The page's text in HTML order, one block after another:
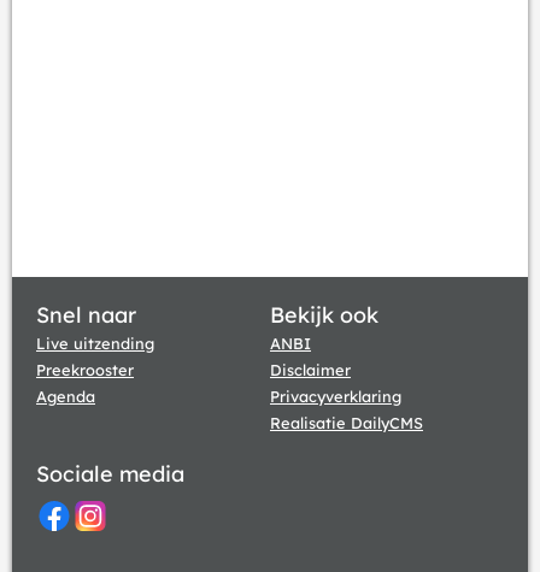
Snel naar
Live uitzending
Preekrooster
Agenda
Bekijk ook
ANBI
Disclaimer
Privacyverklaring
Realisatie DailyCMS
Sociale media